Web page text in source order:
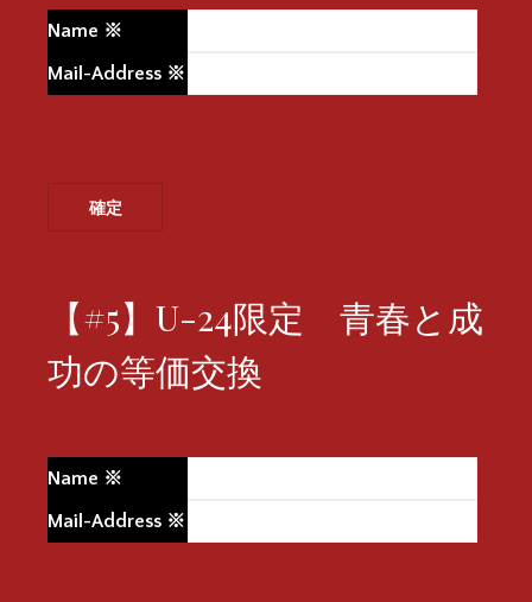
Name ※
Mail-Address ※
【#5】U-24限定 青春と成
功の等価交換
Name ※
Mail-Address ※